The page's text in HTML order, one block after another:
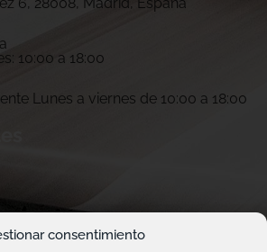
consentimiento
10:00 a 18:00
Lunes a viernes de 10:00 a 18:00